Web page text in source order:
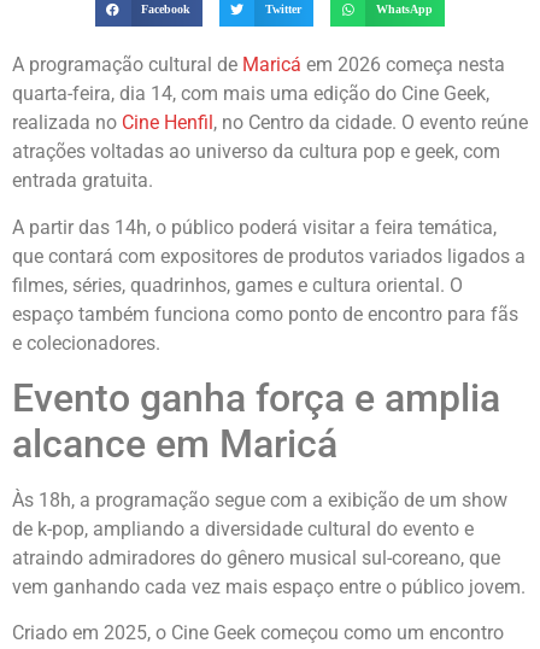
Facebook Twitter WhatsApp
A programação cultural de Maricá em 2026 começa nesta
quarta-feira, dia 14, com mais uma edição do Cine Geek,
realizada no Cine Henfil , no Centro da cidade. O evento reúne
atrações voltadas ao universo da cultura pop e geek, com
entrada gratuita.
A partir das 14h, o público poderá visitar a feira temática,
que contará com expositores de produtos variados ligados a
filmes, séries, quadrinhos, games e cultura oriental. O
espaço também funciona como ponto de encontro para fãs
e colecionadores.
Evento ganha força e amplia
alcance em Maricá
Às 18h, a programação segue com a exibição de um show
de k-pop, ampliando a diversidade cultural do evento e
atraindo admiradores do gênero musical sul-coreano, que
vem ganhando cada vez mais espaço entre o público jovem.
Criado em 2025, o Cine Geek começou como um encontro